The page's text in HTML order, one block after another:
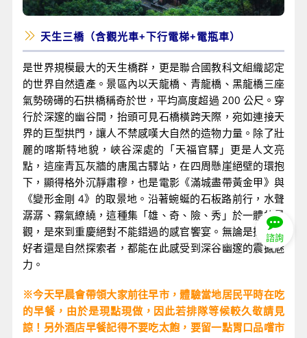
天生三橋（含觀光車+下行電梯+電瓶車）
是世界規模最大的天生橋群，更是聯合國教科文組織認定
的世界自然遺產。景區內以天龍橋、青龍橋、黑龍橋三座
氣勢磅礡的石拱橋稱奇於世，平均高度超過 200 公尺。穿
行於深邃的幽谷間，抬頭可見石橋橫跨天際，宛如連接天
界的巨型拱門，讓人不禁感嘆大自然的造物力量。除了壯
麗的喀斯特地貌，峽谷深處的「天福官驛」更是人文亮
點，這座青瓦灰牆的唐風古驛站，在四周懸崖絕壁的環抱
下，顯得格外沉靜肅穆，也是電影《滿城盡帶黃金甲》與
《變形金剛 4》的取景地。沿著蜿蜒的石板路前行，水聲
潺潺、霧氣繚繞，這種集「雄、奇、險、秀」於一體的景
觀，是來到重慶絕對不能錯過的感官饗宴。無論是攝影愛
好者還是自然探索者，都能在此感受到深谷幽邃的震撼魅
力。
※今天早晨會帶領大家前往早市，體驗當地居民平時在吃
的早餐，由於是現點現做，因此若排隊等候較久敬請見
諒！另外酒店早餐記得不要吃太飽，要留一點胃口品嚐市
諮詢